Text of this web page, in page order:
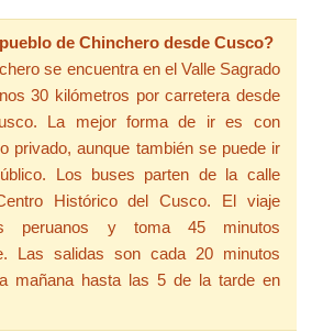
de Chinchero desde Cusco?
se encuentra en el Valle Sagrado
30 kilómetros por carretera desde
La mejor forma de ir es con
privado, aunque también se puede ir
Los buses parten de la calle
Histórico del Cusco. El viaje
peruanos y toma 45 minutos
Las salidas son cada 20 minutos
mañana hasta las 5 de la tarde en